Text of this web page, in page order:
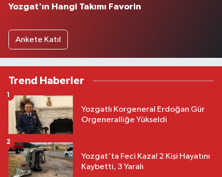
Yozgat'ın Hangi Takımı Favorin
Ankete Katıl
Trend Haberler
Yozgatlı Korgeneral Erdoğan Gür
Orgeneralliğe Yükseldi
1
Yozgat'ta Feci Kaza! 2 Kişi Hayatını
Kaybetti, 3 Yaralı
2